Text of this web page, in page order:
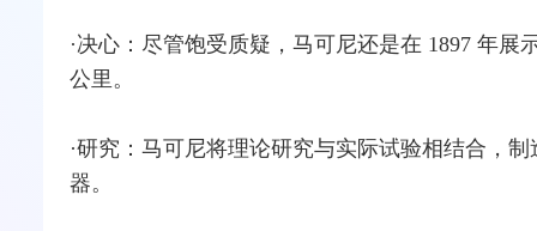
·决心：尽管饱受质疑，马可尼还是在 1897 年
公里。
·研究：马可尼将理论研究与实际试验相结合，
器。